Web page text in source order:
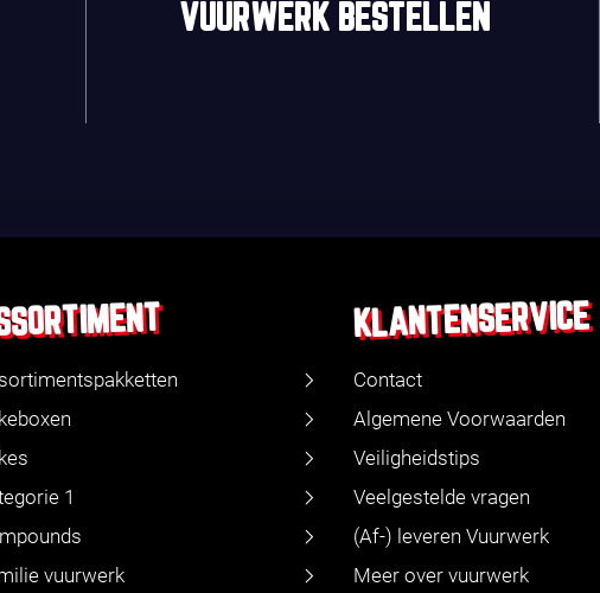
VUURWERK BESTELLEN
1
vuurwerk
KLANTENSERVICE
Contact
Algemene Voorwaarden
Veiligheidstips
Veelgestelde vragen
(Af-) leveren Vuurwerk
Meer over vuurwerk